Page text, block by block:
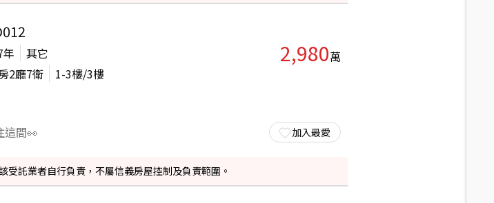
年
其它
2廳7衛 1-3樓/3樓
這間👀
2,980萬
加入最愛
託業者自行負責，不屬信義房屋控制及負責範圍。